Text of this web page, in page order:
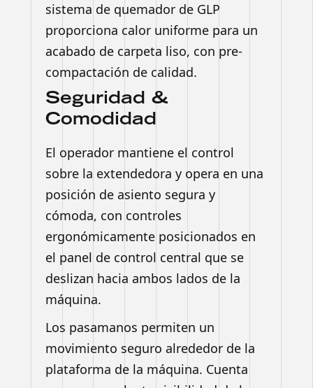
sistema de quemador de GLP
proporciona calor uniforme para un
acabado de carpeta liso, con pre-
compactación de calidad.
Seguridad &
Comodidad
El operador mantiene el control
sobre la extendedora y opera en una
posición de asiento segura y
cómoda, con controles
ergonómicamente posicionados en
el panel de control central que se
deslizan hacia ambos lados de la
máquina.
Los pasamanos permiten un
movimiento seguro alrededor de la
plataforma de la máquina. Cuenta